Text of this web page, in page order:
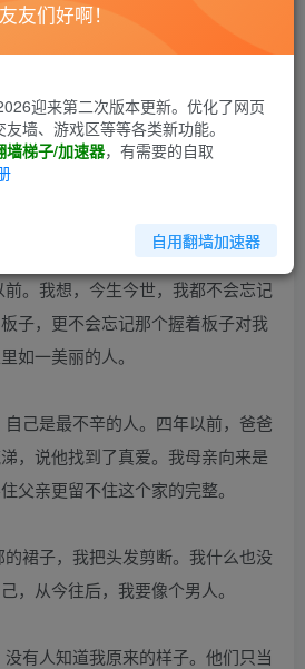
了，我“快乐男生”的发型马上就能
不停的拿出她送我的“淑女装”在镜
。我想，今生今世，我都不会忘记
子，更不会忘记那个握着板子对我
如一美丽的人。
己是最不辛的人。四年以前，爸爸
，说他找到了真爱。我母亲向来是
父亲更留不住这个家的完整。
裙子，我把头发剪断。我什么也没
，从今往后，我要像个男人。
有人知道我原来的样子。他们只当
友友们好啊！
迎来第二次版本更新。优化了网页
墙、游戏区等等各类新功能。
墙梯子/加速器，有需要的自取
自用翻墙加速器